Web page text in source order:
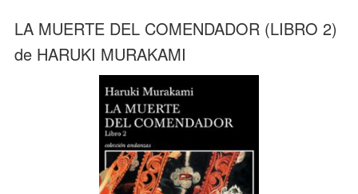
LA MUERTE DEL COMENDADOR (LIBRO 2)
de HARUKI MURAKAMI